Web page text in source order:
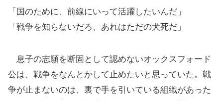
「国のために、前線にいって活躍したいんだ」
「戦争を知らないだろ、あれはただの犬死だ」
息子の志願を断固として認めないオックスフォード
公は、戦争をなんとかして止めたいと思っていた。戦
争が止まないのは、裏で手を引いている組織があった